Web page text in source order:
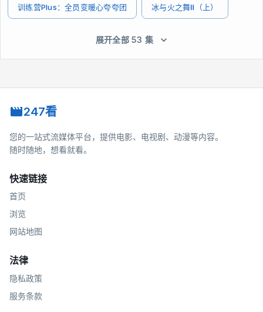
训练营Plus：全员变暖心夸夸团 冰与火之舞Ⅱ（上）
展开全部 53 集
247看
您的一站式流媒体平台，提供电影、电视剧、动漫等内容。
随时随地，想看就看。
快速链接
首页
浏览
网站地图
法律
隐私政策
服务条款